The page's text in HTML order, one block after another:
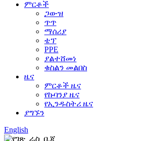
ምርቶች
ጋውዝ
ጥጥ
ማሰሪያ
ቴፕ
PPE
ያልተሸመነ
ቁስልን መልበስ
ዜና
ምርቶች ዜና
የኩባንያ ዜና
የኢንዱስትሪ ዜና
ያግኙን
English